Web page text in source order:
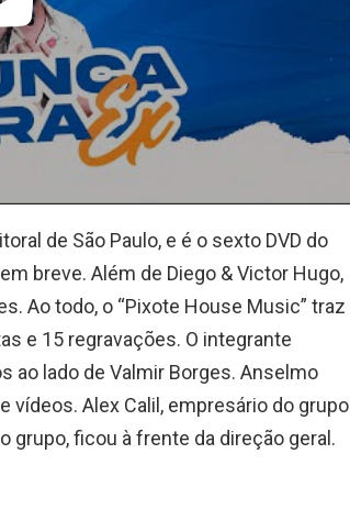
de São Paulo, e é o sexto DVD do
breve. Além de Diego & Victor Hugo,
Ao todo, o “Pixote House Music” traz
e 15 regravações. O integrante
ao lado de Valmir Borges. Anselmo
vídeos. Alex Calil, empresário do grupo
grupo, ficou à frente da direção geral.